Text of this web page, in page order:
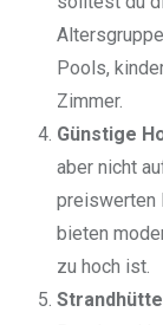
Pools,
Zimmer.
Günstige
aber nicht
preiswerten
bieten
zu hoch ist.